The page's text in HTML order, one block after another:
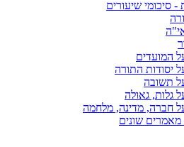
- סיכומי שיעורים
המועדים
יסודות התורה
תשובה
גלות, גאולה
חברה, מדינה, מלחמה
שונים